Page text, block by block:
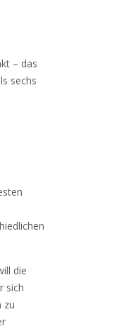
– das
sechs
die
sich
zu